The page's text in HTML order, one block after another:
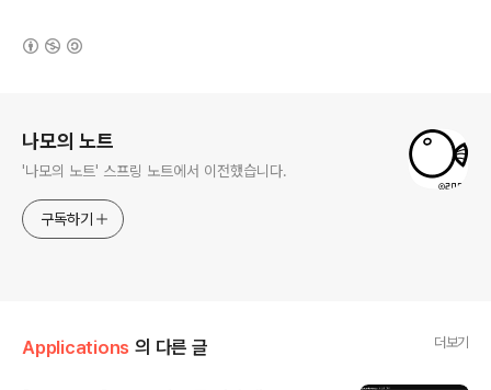
나모의 노트
'나모의 노트' 스프링 노트에서 이전했습니다.
구독하기
Applications 의 다른 글 더보기